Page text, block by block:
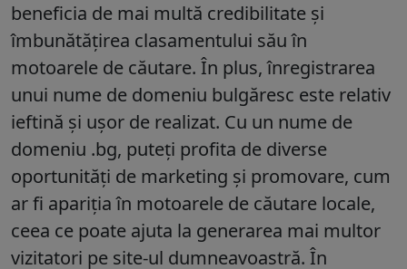
beneficia de mai multă credibilitate și
îmbunătățirea clasamentului său în
motoarele de căutare. În plus, înregistrarea
unui nume de domeniu bulgăresc este relativ
ieftină și ușor de realizat. Cu un nume de
domeniu .bg, puteți profita de diverse
oportunități de marketing și promovare, cum
ar fi apariția în motoarele de căutare locale,
ceea ce poate ajuta la generarea mai multor
vizitatori pe site-ul dumneavoastră. În